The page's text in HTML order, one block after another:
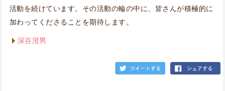
活動を続けています。その活動の輪の中に、皆さんが積極的に
加わってくださることを期待します。
深谷澄男